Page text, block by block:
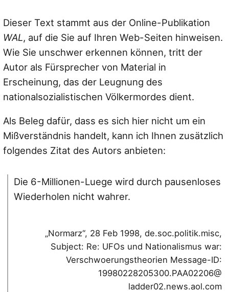
Dieser Text stammt aus der Online-Publikation
WAL, auf die Sie auf Ihren Web-Seiten hinweisen.
Wie Sie unschwer erkennen können, tritt der
Autor als Fürsprecher von Material in
Erscheinung, das der Leugnung des
nationalsozialistischen Völkermordes dient.
Als Beleg dafür, dass es sich hier nicht um ein
Mißverständnis handelt, kann ich Ihnen zusätzlich
folgendes Zitat des Autors anbieten:
Die 6-Millionen-Luege wird durch pausenloses
Wiederholen nicht wahrer.
„Normarz“, 28 Feb 1998, de.soc.politik.misc,
Subject: Re: UFOs und Nationalismus war:
Verschwoerungstheorien Message-ID:
19980228205300.PAA02206@
ladder02.news.aol.com